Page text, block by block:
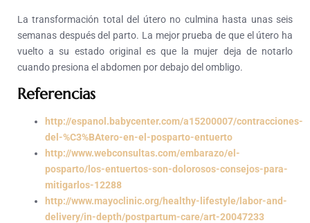
La transformación total del útero no culmina hasta unas seis
semanas después del parto. La mejor prueba de que el útero ha
vuelto a su estado original es que la mujer deja de notarlo
cuando presiona el abdomen por debajo del ombligo.
Referencias
http://espanol.babycenter.com/a15200007/contracciones-
del-%C3%BAtero-en-el-posparto-entuerto
http://www.webconsultas.com/embarazo/el-
posparto/los-entuertos-son-dolorosos-consejos-para-
mitigarlos-12288
http://www.mayoclinic.org/healthy-lifestyle/labor-and-
delivery/in-depth/postpartum-care/art-20047233